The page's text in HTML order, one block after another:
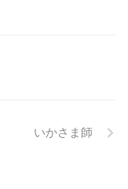
いかさま師